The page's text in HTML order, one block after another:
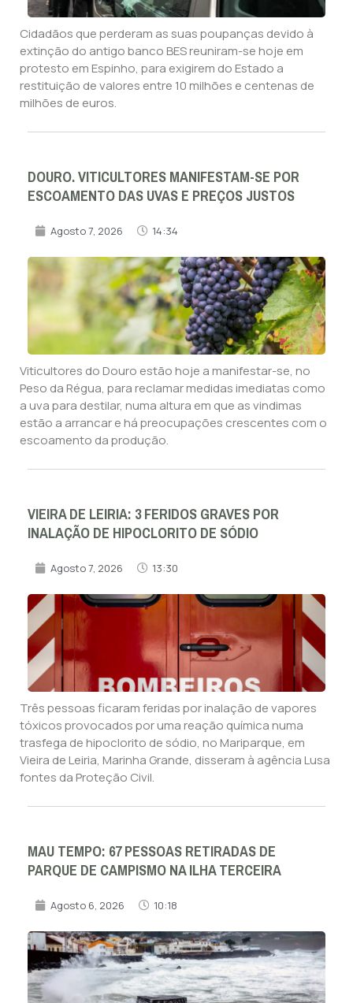
Cidadãos que perderam as suas poupanças devido à
extinção do antigo banco BES reuniram-se hoje em
protesto em Espinho, para exigirem do Estado a
restituição de valores entre 10 milhões e centenas de
milhões de euros.
DOURO. VITICULTORES MANIFESTAM-SE POR
ESCOAMENTO DAS UVAS E PREÇOS JUSTOS
Agosto 7, 2026 14:34
Viticultores do Douro estão hoje a manifestar-se, no
Peso da Régua, para reclamar medidas imediatas como
a uva para destilar, numa altura em que as vindimas
estão a arrancar e há preocupações crescentes com o
escoamento da produção.
VIEIRA DE LEIRIA: 3 FERIDOS GRAVES POR
INALAÇÃO DE HIPOCLORITO DE SÓDIO
Agosto 7, 2026 13:30
Três pessoas ficaram feridas por inalação de vapores
tóxicos provocados por uma reação química numa
trasfega de hipoclorito de sódio, no Mariparque, em
Vieira de Leiria, Marinha Grande, disseram à agência Lusa
fontes da Proteção Civil.
MAU TEMPO: 67 PESSOAS RETIRADAS DE
PARQUE DE CAMPISMO NA ILHA TERCEIRA
Agosto 6, 2026 10:18